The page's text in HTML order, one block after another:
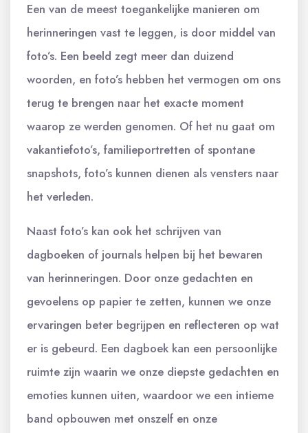
Een van de meest toegankelijke manieren om
herinneringen vast te leggen, is door middel van
foto’s. Een beeld zegt meer dan duizend
woorden, en foto’s hebben het vermogen om ons
terug te brengen naar het exacte moment
waarop ze werden genomen. Of het nu gaat om
vakantiefoto’s, familieportretten of spontane
snapshots, foto’s kunnen dienen als vensters naar
het verleden.
Naast foto’s kan ook het schrijven van
dagboeken of journals helpen bij het bewaren
van herinneringen. Door onze gedachten en
gevoelens op papier te zetten, kunnen we onze
ervaringen beter begrijpen en reflecteren op wat
er is gebeurd. Een dagboek kan een persoonlijke
ruimte zijn waarin we onze diepste gedachten en
emoties kunnen uiten, waardoor we een intieme
band opbouwen met onszelf en onze